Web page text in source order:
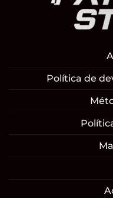
Política de